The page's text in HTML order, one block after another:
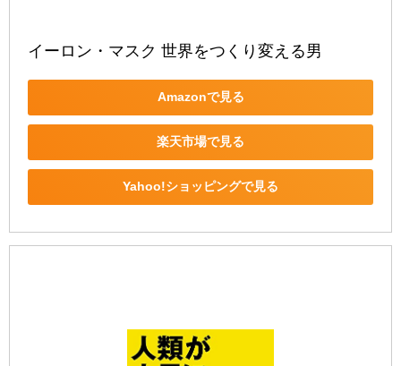
イーロン・マスク 世界をつくり変える男
Amazonで見る
楽天市場で見る
Yahoo!ショッピングで見る